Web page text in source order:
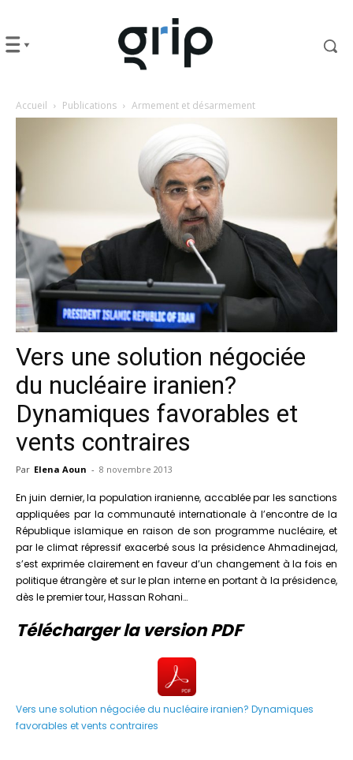
Accueil Publications Armement et désarmement
Vers une solution négociée
du nucléaire iranien?
Dynamiques favorables et
vents contraires
Par Elena Aoun - 8 novembre 2013
En juin dernier, la population iranienne, accablée par les sanctions
appliquées par la communauté internationale à l’encontre de la
République islamique en raison de son programme nucléaire, et
par le climat répressif exacerbé sous la présidence Ahmadinejad,
s’est exprimée clairement en faveur d’un changement à la fois en
politique étrangère et sur le plan interne en portant à la présidence,
dès le premier tour, Hassan Rohani…
Télécharger la version PDF
Vers une solution négociée du nucléaire iranien? Dynamiques
favorables et vents contraires